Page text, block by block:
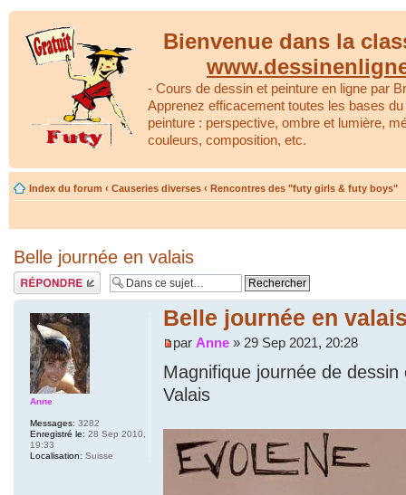
Bienvenue dans la
- Cours de dessin et peinture en ligne par
Apprenez efficacement toutes les bases
peinture : perspective, ombre et lumière,
couleurs, composition, etc.
Index du forum ‹ Causeries diverses ‹ Rencontres des "futy girls & futy boys"
Belle journée en valais
Répondre
Belle journée en
par Anne » 29 Sep 2021, 20:28
Magnifique journée de
Valais
Anne
Messages: 3282
Enregistré le: 28 Sep 2010,
19:33
Localisation: Suisse